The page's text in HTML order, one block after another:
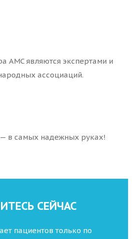
AMC являются экспертами и
ассоциаций.
в самых надежных руках!
СЕЙЧАС
пациентов только по